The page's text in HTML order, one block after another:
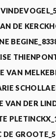
DE
VAN
VAN DER
DE